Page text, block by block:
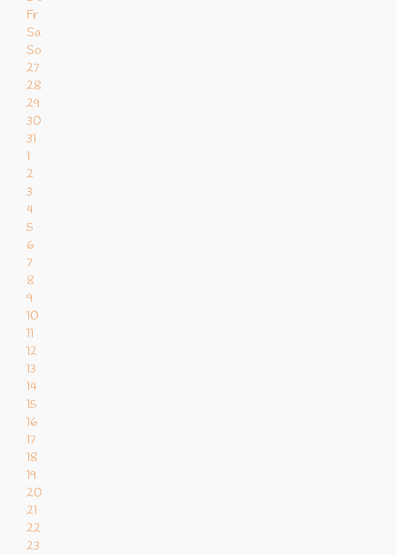
Fr
Sa
So
27
28
29
30
31
1
2
3
4
5
6
7
8
9
10
11
12
13
14
15
16
17
18
19
20
21
22
23